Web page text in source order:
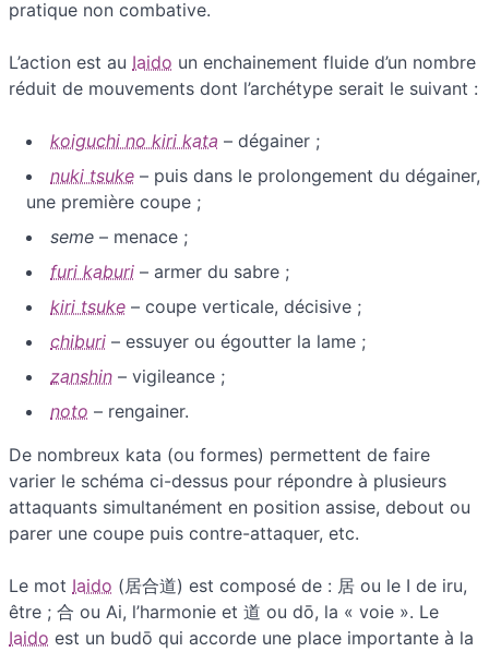
pratique non combative.
L’action est au Iaido un enchainement fluide d’un nombre
réduit de mouvements dont l’archétype serait le suivant :
koiguchi no kiri kata – dégainer ;
nuki tsuke – puis dans le prolongement du dégainer,
une première coupe ;
seme – menace ;
furi kaburi – armer du sabre ;
kiri tsuke – coupe verticale, décisive ;
chiburi – essuyer ou égoutter la lame ;
zanshin – vigileance ;
noto – rengainer.
De nombreux kata (ou formes) permettent de faire
varier le schéma ci-dessus pour répondre à plusieurs
attaquants simultanément en position assise, debout ou
parer une coupe puis contre-attaquer, etc.
Le mot Iaido (居合道) est composé de : 居 ou le I de iru,
être ; 合 ou Ai, l’harmonie et 道 ou dō, la « voie ». Le
Iaido est un budō qui accorde une place importante à la